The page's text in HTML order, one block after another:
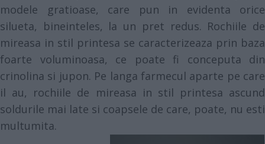
modele gratioase, care pun in evidenta orice
silueta, bineinteles, la un pret redus. Rochiile de
mireasa in stil printesa se caracterizeaza prin baza
foarte voluminoasa, ce poate fi conceputa din
crinolina si jupon. Pe langa farmecul aparte pe care
il au, rochiile de mireasa in stil printesa ascund
soldurile mai late si coapsele de care, poate, nu esti
multumita.